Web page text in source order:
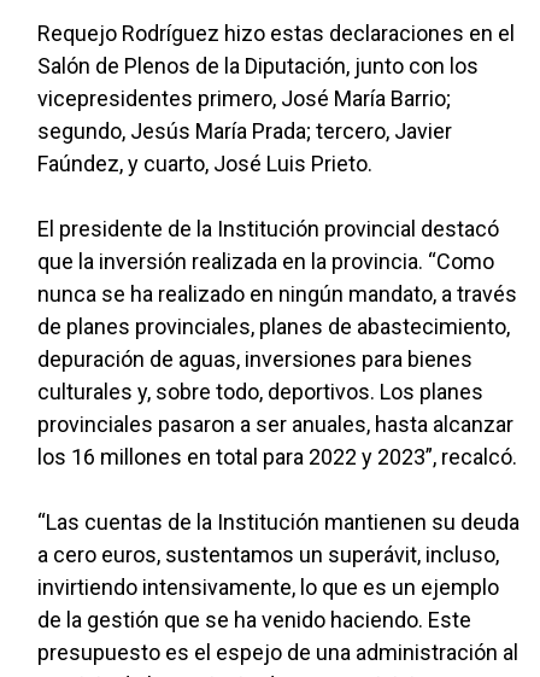
Requejo Rodríguez hizo estas declaraciones en el
Salón de Plenos de la Diputación, junto con los
vicepresidentes primero, José María Barrio;
segundo, Jesús María Prada; tercero, Javier
Faúndez, y cuarto, José Luis Prieto.
El presidente de la Institución provincial destacó
que la inversión realizada en la provincia. “Como
nunca se ha realizado en ningún mandato, a través
de planes provinciales, planes de abastecimiento,
depuración de aguas, inversiones para bienes
culturales y, sobre todo, deportivos. Los planes
provinciales pasaron a ser anuales, hasta alcanzar
los 16 millones en total para 2022 y 2023”, recalcó.
“Las cuentas de la Institución mantienen su deuda
a cero euros, sustentamos un superávit, incluso,
invirtiendo intensivamente, lo que es un ejemplo
de la gestión que se ha venido haciendo. Este
presupuesto es el espejo de una administración al